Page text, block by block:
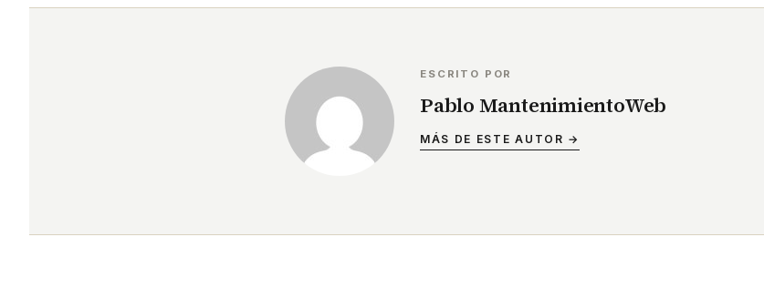
ESCRITO POR
Pablo MantenimientoWeb
MÁS DE ESTE AUTOR →